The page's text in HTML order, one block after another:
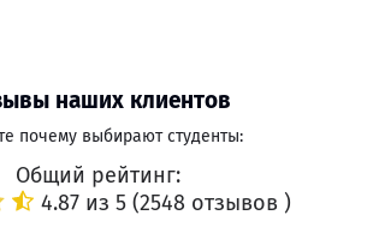
наших клиентов
почему выбирают студенты:
Общий рейтинг:
4.87 из 5 (2548 отзывов )